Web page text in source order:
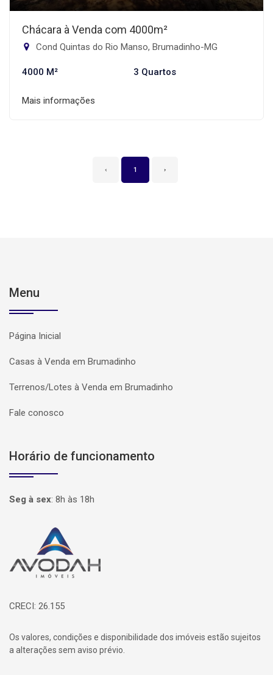
Chácara à Venda com 4000m²
Cond Quintas do Rio Manso, Brumadinho-MG
4000 M² 3 Quartos
Mais informações
‹ 1 ›
Menu
Página Inicial
Casas à Venda em Brumadinho
Terrenos/Lotes à Venda em Brumadinho
Fale conosco
Horário de funcionamento
Seg à sex: 8h às 18h
Página inicial
CRECI: 26.155
Os valores, condições e disponibilidade dos imóveis estão sujeitos
a alterações sem aviso prévio.